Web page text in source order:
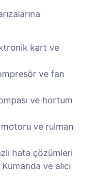
kart ve
ve fan
ve hortum
ve rulman
hata çözümleri
ve alıcı